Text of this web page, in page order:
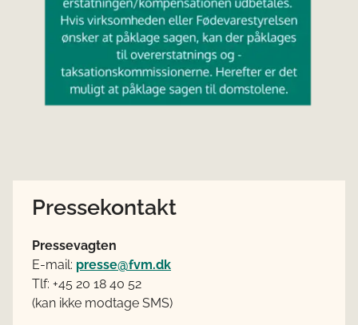
Pressekontakt
Pressevagten
E-mail: presse@fvm.dk
Tlf: +45 20 18 40 52
(kan ikke modtage SMS)